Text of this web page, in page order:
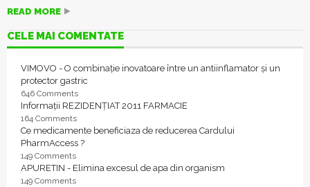
READ MORE
CELE MAI COMENTATE
VIMOVO - O combinație inovatoare între un antiinflamator și un
protector gastric
646 Comments
Informații REZIDENȚIAT 2011 FARMACIE
164 Comments
Ce medicamente beneficiaza de reducerea Cardului
PharmAccess ?
149 Comments
APURETIN - Elimina excesul de apa din organism
149 Comments